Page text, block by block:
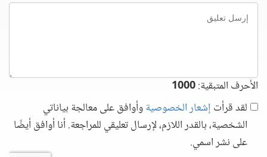
إرسل
تعليق
الأحرف المتبقية:1000
لقد قرأت إشعار الخصوصيةوأوافق على معالجة بياناتي
الشخصية، بالقدر اللازم، لإرسال تعليقي للمراجعة. أنا أوافق أيضًا
على نشر اسمي.